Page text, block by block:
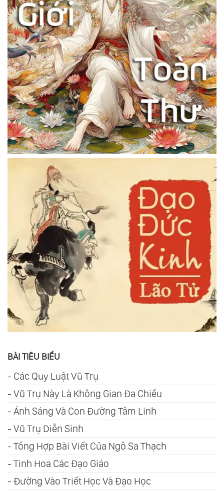
BÀI TIÊU BIỂU
- Các Quy Luật Vũ Trụ
- Vũ Trụ Này Là Không Gian Đa Chiều
- Ánh Sáng Và Con Đường Tâm Linh
- Vũ Trụ Diễn Sinh
- Tổng Hợp Bài Viết Của Ngô Sa Thạch
- Tinh Hoa Các Đạo Giáo
- Đường Vào Triết Học Và Đạo Học